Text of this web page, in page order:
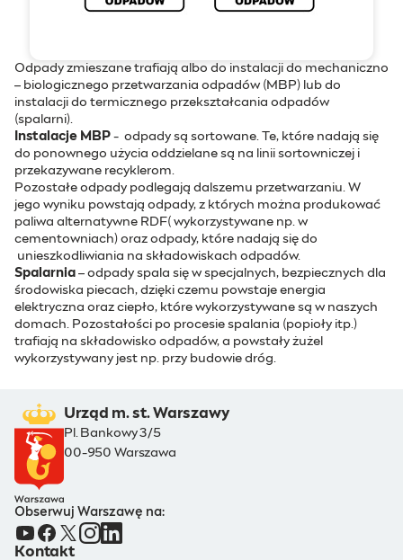
Odpady zmieszane trafiają albo do instalacji do mechaniczno
– biologicznego przetwarzania odpadów (MBP) lub do
instalacji do termicznego przekształcania odpadów
(spalarni).
Instalacje MBP - odpady są sortowane. Te, które nadają się
do ponownego użycia oddzielane są na linii sortowniczej i
przekazywane recyklerom.
Pozostałe odpady podlegają dalszemu przetwarzaniu. W
jego wyniku powstają odpady, z których można produkować
paliwa alternatywne RDF( wykorzystywane np. w
cementowniach) oraz odpady, które nadają się do
unieszkodliwiania na składowiskach odpadów.
Spalarnia – odpady spala się w specjalnych, bezpiecznych dla
środowiska piecach, dzięki czemu powstaje energia
elektryczna oraz ciepło, które wykorzystywane są w naszych
domach. Pozostałości po procesie spalania (popioły itp.)
trafiają na składowisko odpadów, a powstały żużel
wykorzystywany jest np. przy budowie dróg.
Urząd m. st. Warszawy
Pl. Bankowy 3/5
00-950 Warszawa
Obserwuj Warszawę na:
Kontakt